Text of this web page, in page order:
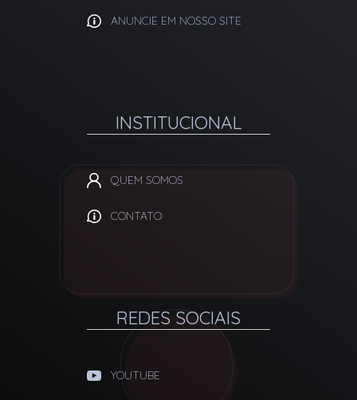
ANUNCIE EM NOSSO SITE
INSTITUCIONAL
QUEM SOMOS
CONTATO
REDES SOCIAIS
YOUTUBE